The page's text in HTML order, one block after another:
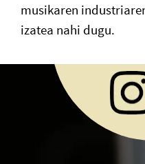
musikaren
izatea nahi dugu.